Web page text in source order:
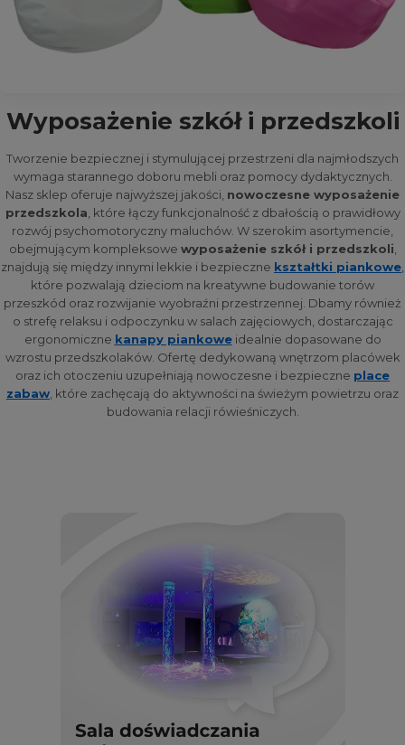
Wyposażenie szkół i przedszkoli
Tworzenie bezpiecznej i stymulującej przestrzeni dla najmłodszych
wymaga starannego doboru mebli oraz pomocy dydaktycznych.
Nasz sklep oferuje najwyższej jakości, nowoczesne wyposażenie
przedszkola , które łączy funkcjonalność z dbałością o prawidłowy
rozwój psychomotoryczny maluchów. W szerokim asortymencie,
obejmującym kompleksowe wyposażenie szkół i przedszkoli
znajdują się między innymi lekkie i bezpieczne kształtki piankowe
które pozwalają dzieciom na kreatywne budowanie torów
przeszkód oraz rozwijanie wyobraźni przestrzennej. Dbamy również
o strefę relaksu i odpoczynku w salach zajęciowych, dostarczając
ergonomiczne kanapy piankoweidealnie dopasowane do
wzrostu przedszkolaków. Ofertę dedykowaną wnętrzom placówek
oraz ich otoczeniu uzupełniają nowoczesne i bezpieczne place
zabaw , które zachęcają do aktywności na świeżym powietrzu oraz
budowania relacji rówieśniczych.